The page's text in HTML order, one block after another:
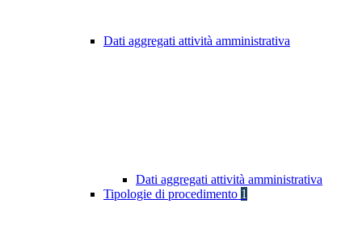
Dati aggregati attività amministrativa
Dati aggregati attività amministrativa
Tipologie di procedimento 1